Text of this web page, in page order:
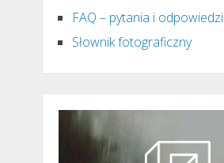
FAQ – pytania i odpowiedzi
Słownik fotograficzny